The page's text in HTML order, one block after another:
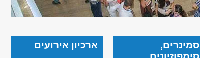
סמינרים,
ארכיון אירועים